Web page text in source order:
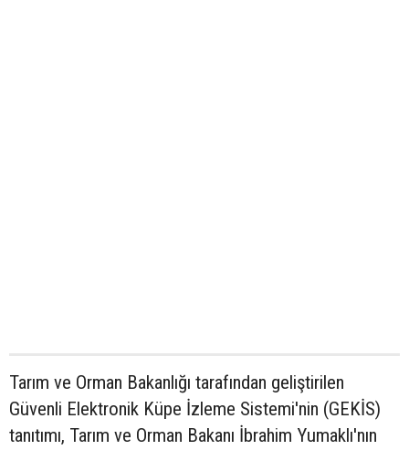
Tarım ve Orman Bakanlığı tarafından geliştirilen
Güvenli Elektronik Küpe İzleme Sistemi'nin (GEKİS)
tanıtımı, Tarım ve Orman Bakanı İbrahim Yumaklı'nın